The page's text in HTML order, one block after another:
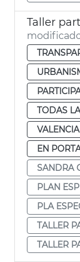
Taller
TODAS
VALENCIA
EN
SANDRA
PLAN
PLA
TALLER
TALLER